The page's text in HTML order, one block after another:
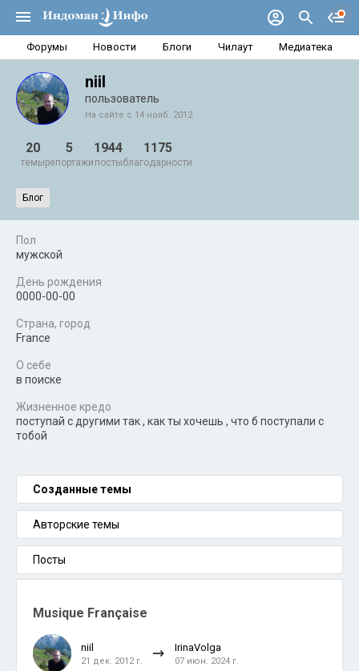
Форумы Новости Блоги Чилаут Медиатека
niil
пользователь
На сайте с 14 нояб. 2012
20
темы
5
репортажи
1944
посты
1175
благодарности
Блог
Пол
мужской
День рождения
0000-00-00
Страна, город
France
О себе
в поиске
Жизненное кредо
поступай с другими так , как ты хочешь , что б поступали с
тобой
Созданные темы
Авторские темы
Посты
Musique Française
niil
21 дек. 2012 г.
IrinaVolga
07 июн. 2024 г.